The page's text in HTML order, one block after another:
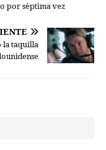
por séptima vez
la taquilla